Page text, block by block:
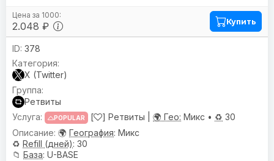
2.048 ₽ Купить
378
X (Twitter)
Ретвиты
POPULAR [ ] Ретвиты | 🌍 Гео: Микс • ♻️ 30
🌍 География: Микс
♻️ Refill (дней): 30
📁 База: U-BASE